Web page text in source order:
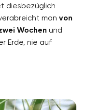
diesbezüglich
man von
Wochen und
Erde, nie auf